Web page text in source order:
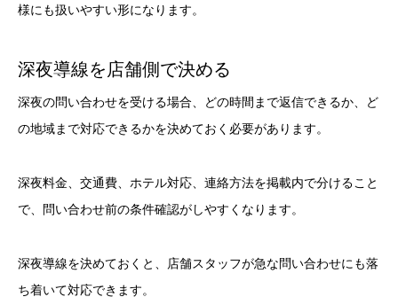
様にも扱いやすい形になります。
深夜導線を店舗側で決める
深夜の問い合わせを受ける場合、どの時間まで返信できるか、ど
の地域まで対応できるかを決めておく必要があります。
深夜料金、交通費、ホテル対応、連絡方法を掲載内で分けること
で、問い合わせ前の条件確認がしやすくなります。
深夜導線を決めておくと、店舗スタッフが急な問い合わせにも落
ち着いて対応できます。